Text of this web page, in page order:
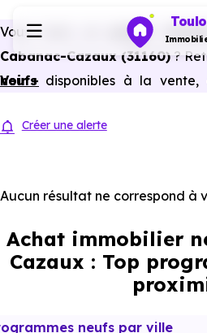
Investir
Actualités
Vous avez un
projet
Cabanac-Cazaux (31160) ?
neufsdisponibles à la vente,
d’agence.
à Cabanac-Cazaux (31160)
dans certains cas, frais de
performances énergétiques,
Voir +
Créer une alerte
Aucun résultat ne correspond à
Achat immobilier
Cazaux : Top
neufs par ville